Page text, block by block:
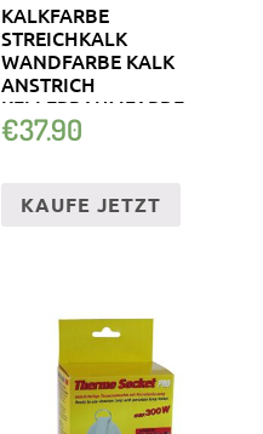
KALKFARBE
STREICHKALK
WANDFARBE KALK
ANSTRICH
KELLERRAUMFARBE
W553 5-20L
€37.90
KAUFE JETZT